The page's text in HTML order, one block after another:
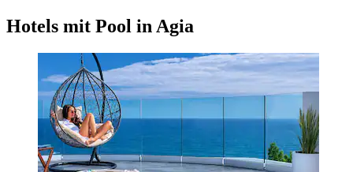
Hotels mit Pool in Agia